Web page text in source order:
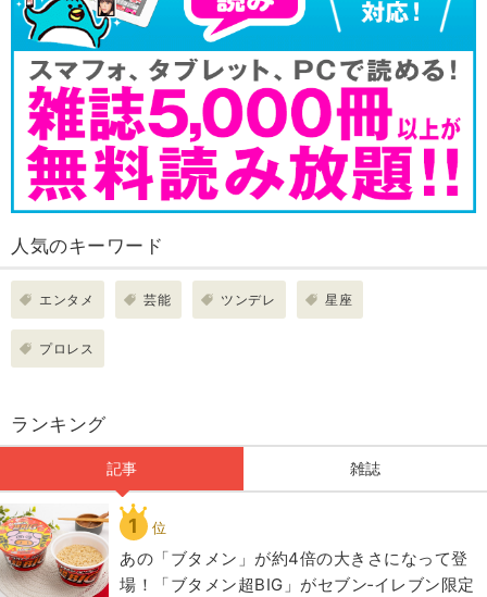
人気のキーワード
エンタメ 芸能 ツンデレ 星座
プロレス
ランキング
記事 雑誌
1 位
あの「ブタメン」が約4倍の大きさになって登
場！「ブタメン超BIG」がセブン‐イレブン限定